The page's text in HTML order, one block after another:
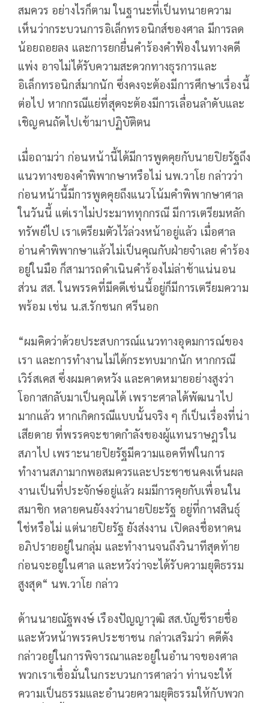
สมควร อย่างไรก็ตาม ในฐานะที่เป็นทนายความ
เห็นว่ากระบวนการอิเล็กทรอนิกส์ของศาล มีการลด
น้อยถอยลง และการยกยื่นคำร้องคำฟ้องในทางคดี
แพ่ง อาจไม่ได้รับความสะดวกทางธุรการและ
อิเล็กทรอนิกส์มากนัก ซึ่งคงจะต้องมีการศึกษาเรื่องนี้
ต่อไป หากกรณีแย่ที่สุดจะต้องมีการเลื่อนลำดับและ
เชิญคนถัดไปเข้ามาปฏิบัติตน
เมื่อถามว่า ก่อนหน้านี้ได้มีการพูดคุยกับนายปิยรัฐถึง
แนวทางของคำพิพากษาหรือไม่ นพ.วาโย กล่าวว่า
ก่อนหน้านี้มีการพูดคุยถึงแนวโน้มคำพิพากษาศาล
ในวันนี้ แต่เราไม่ประมาททุกกรณี มีการเตรียมหลัก
ทรัพย์ไป เราเตรียมตัวไว้ล่วงหน้าอยู่แล้ว เมื่อศาล
อ่านคำพิพากษาแล้วไม่เป็นคุณกับฝ่ายจำเลย คำร้อง
อยู่ในมือ ก็สามารถดำเนินคำร้องไม่ล่าช้าแน่นอน
ส่วน สส. ในพรรคที่มีคดีเช่นนี้อยู่ก็มีการเตรียมความ
พร้อม เช่น น.ส.รักชนก ศรีนอก
“ผมคิดว่าด้วยประสบการณ์แนวทางอุดมการณ์ของ
เรา และการทำงานไม่ได้กระทบมากนัก หากกรณี
เวิร์สเคส ซึ่งผมคาดหวัง และคาดหมายอย่างสูงว่า
โอกาสกลับมาเป็นคุณได้ เพราะศาลได้พัฒนาไป
มากแล้ว หากเกิดกรณีแบบนั้นจริง ๆ ก็เป็นเรื่องที่น่า
เสียดาย ที่พรรคจะขาดกำลังของผู้แทนราษฎรใน
สภาไป เพราะนายปิยรัฐมีความแอคทีฟในการ
ทำงานสภามากพอสมควรและประชาชนคงเห็นผล
งานเป็นที่ประจักษ์อยู่แล้ว ผมมีการคุยกับเพื่อนใน
สมาชิก หลายคนยังงงว่านายปิยะรัฐ อยู่ที่กาฬสินธุ์
ใช่หรือไม่ แต่นายปิยรัฐ ยังส่งงาน เปิดลงชื่อหาคน
อภิปรายอยู่ในกลุ่ม และทำงานจนถึงวินาทีสุดท้าย
ก่อนจะอยู่ในศาล และหวังว่าจะได้รับความยุติธรรม
สูงสุด“ นพ.วาโย กล่าว
ด้านนายณัฐพงษ์ เรืองปัญญาวุฒิ สส.บัญชีรายชื่อ
และหัวหน้าพรรคประชาชน กล่าวเสริมว่า คดีดัง
กล่าวอยู่ในการพิจารณาและอยู่ในอำนาจของศาล
พวกเราเชื่อมั่นในกระบวนการศาลว่า ท่านจะให้
ความเป็นธรรมและอำนวยความยุติธรรมให้กับพวก